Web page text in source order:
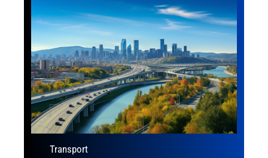
Transport